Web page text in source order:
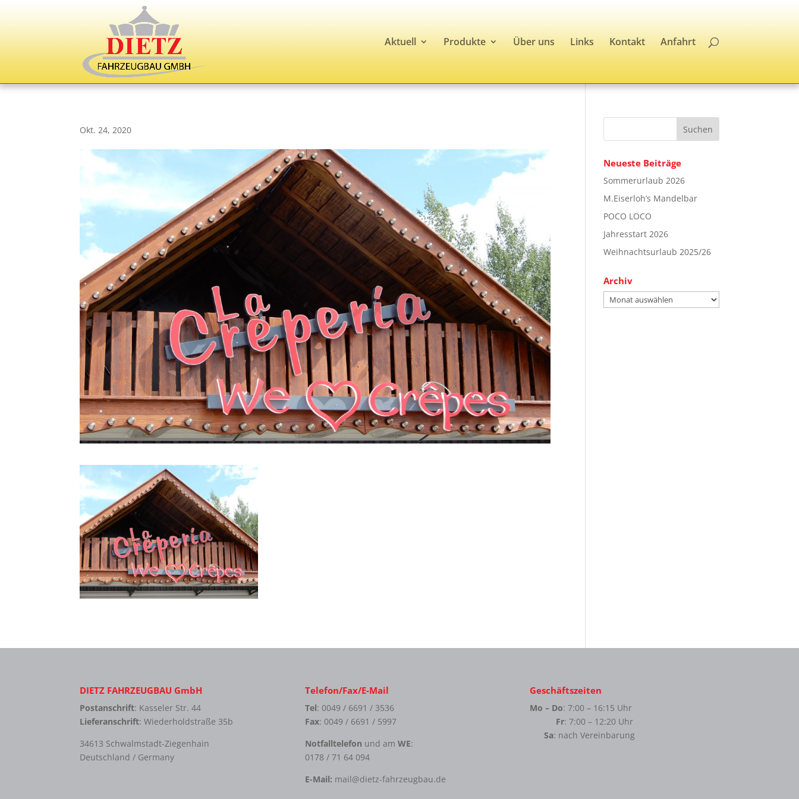
Aktuell Produkte Über uns Links Kontakt Anfahrt
Okt. 24, 2020
Neueste Beiträge
Sommerurlaub 2026
M.Eiserloh’s Mandelbar
POCO LOCO
Jahresstart 2026
Weihnachtsurlaub 2025/26
Archiv
Archiv
DIETZ FAHRZEUGBAU GmbH
Postanschrift: Kasseler Str. 44
Lieferanschrift: Wiederholdstraße 35b
34613 Schwalmstadt-Ziegenhain
Deutschland / Germany
Telefon/Fax/E-Mail
Tel: 0049 / 6691 / 3536
Fax: 0049 / 6691 / 5997
Notfalltelefon und am WE:
0178 / 71 64 094
E-Mail: mail@dietz-fahrzeugbau.de
Geschäftszeiten
Mo – Do: 7:00 – 16:15 Uhr
Fr: 7:00 – 12:20 Uhr
Sa: nach Vereinbarung